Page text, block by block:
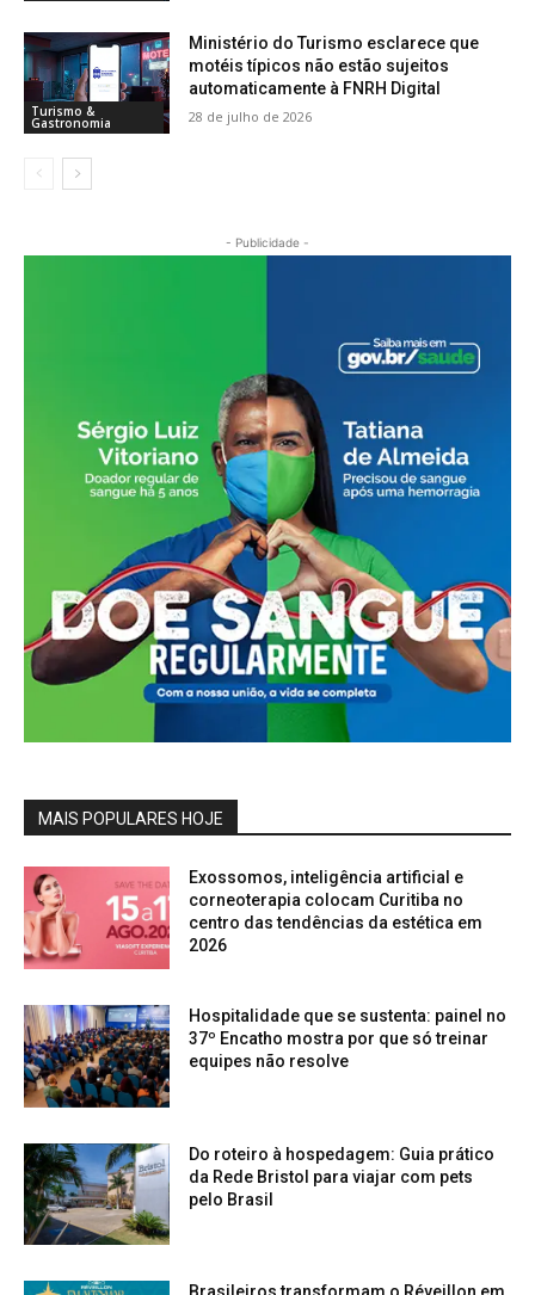
Turismo &
Gastronomia
Ministério do Turismo esclarece que
motéis típicos não estão sujeitos
automaticamente à FNRH Digital
28 de julho de 2026
- Publicidade -
MAIS POPULARES HOJE
Exossomos, inteligência artificial e
corneoterapia colocam Curitiba no
centro das tendências da estética em
2026
Hospitalidade que se sustenta: painel no
37º Encatho mostra por que só treinar
equipes não resolve
Do roteiro à hospedagem: Guia prático
da Rede Bristol para viajar com pets
pelo Brasil